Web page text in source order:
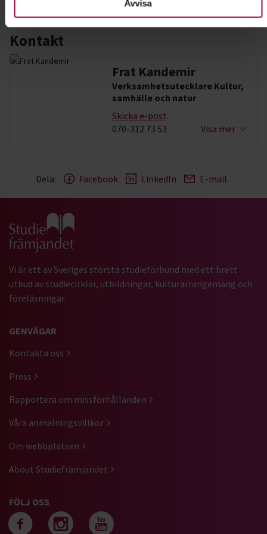
Avvisa
Kontakt
Frat Kandemir
Verksamhetsutecklare Kultur,
samhälle och natur
Skicka e-post
070-312 73 53
Visa mer
Dela: Facebook LinkedIn E-mail
Gå till studiefrämjandets startsida
Vi är ett av Sveriges största studieförbund med ett brett
utbud av studiecirklar, utbildningar, kulturarrangemang och
föreläsningar.
GENVÄGAR
Kontakta oss
Press
Rapportera om missförhållanden
Våra anmälningsvillkor
Om webbplatsen
About Studiefrämjandet
FÖLJ OSS